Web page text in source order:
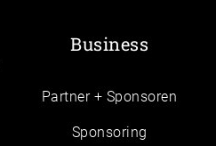
Business
Partner + Sponsoren
Sponsoring